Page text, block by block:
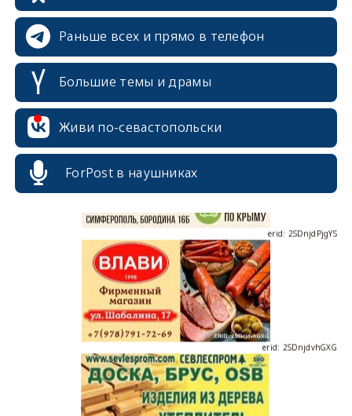
Раньше всех и прямо в телефон
Большие темы и драмы
Живи по-севастопольски
ForPost в наушниках
erid: 2SDnjcrDNw6
erid: 2SDnjdvhGXG